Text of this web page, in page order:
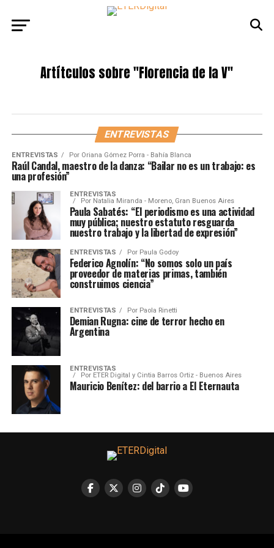
Artítculos sobre"Florencia de la V"
ENTREVISTAS
ENTREVISTAS Por Oriana Gómez Porra - Bahía Blanca
Raúl Candal, maestro de la danza: “Bailar no es un trabajo: es
una profesión”
ENTREVISTAS
Por Natalia Miranda - Moreno, Gran Buenos Aires
Paula Sabatés: “El periodismo es una actividad
muy pública; nuestro estatuto resguarda
nuestro trabajo y la libertad de expresión”
ENTREVISTAS Por Paula Godoy
Federico Agnolín: “No somos solo un país
proveedor de materias primas, también
construimos ciencia”
ENTREVISTAS Por Paola Rinetti
Demian Rugna: cine de terror hecho en
Argentina
ENTREVISTAS
Por ETER Digital y Cintia Barros Ortiz - Buenos Aires
Mauricio Benítez: del barrio a El Eternauta